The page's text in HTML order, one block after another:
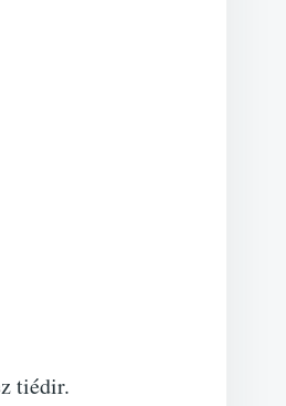
tiédir.